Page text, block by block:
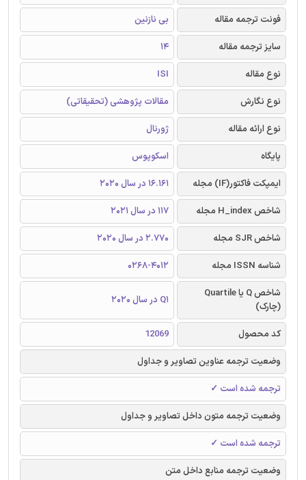
فونت ترجمه مقاله
بی نازنین
سایز ترجمه مقاله
14
نوع مقاله
ISI
نوع نگارش
مقالات پژوهشی (تحقیقاتی)
نوع ارائه مقاله
ژورنال
پایگاه
اسکوپوس
ایمپکت فاکتور(IF) مجله
16.161 در سال 2020
شاخص H_index مجله
117 در سال 2021
شاخص SJR مجله
2.770 در سال 2020
شناسه ISSN مجله
0268-4012
شاخص Q یا Quartile
(چارک)
Q1 در سال 2020
کد محصول
12069
وضعیت ترجمه عناوین تصاویر و جداول
ترجمه شده است ✓
وضعیت ترجمه متون داخل تصاویر و جداول
ترجمه شده است ✓
وضعیت ترجمه منابع داخل متن